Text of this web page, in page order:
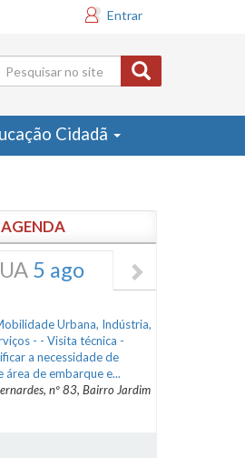
Entrar
busca
Cidadã
AGENDA
5 ago
Urbana, Indústria,
- - Visita técnica -
a necessidade de
área de embarque e...
nº 83, Bairro Jardim